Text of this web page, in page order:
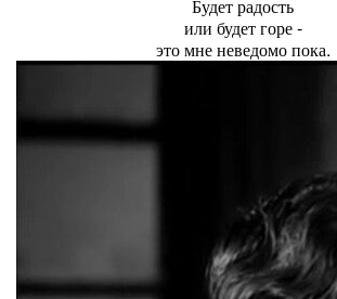
Будет радость
или будет горе -
это мне неведомо пока.